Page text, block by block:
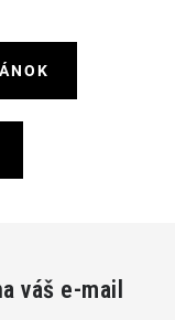
váš e-mail